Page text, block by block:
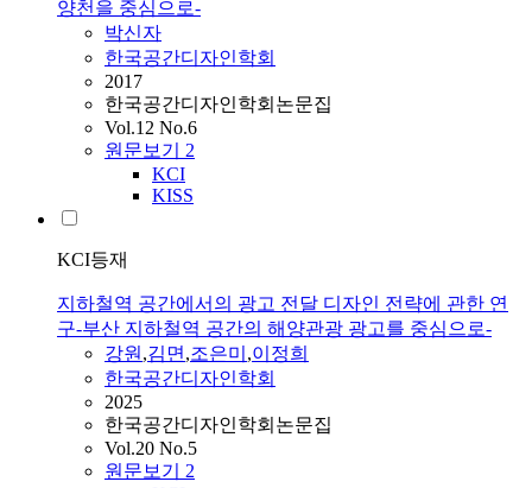
양천을 중심으로-
박신자
한국공간디자인학회
2017
한국공간디자인학회논문집
Vol.12 No.6
원문보기 2
KCI
KISS
KCI등재
지하철역 공간에서의 광고 전달 디자인 전략에 관한 연
구-부산 지하철역 공간의 해양관광 광고를 중심으로-
강원,김면,조은미 ,이정희
한국공간디자인학회
2025
한국공간디자인학회논문집
Vol.20 No.5
원문보기 2